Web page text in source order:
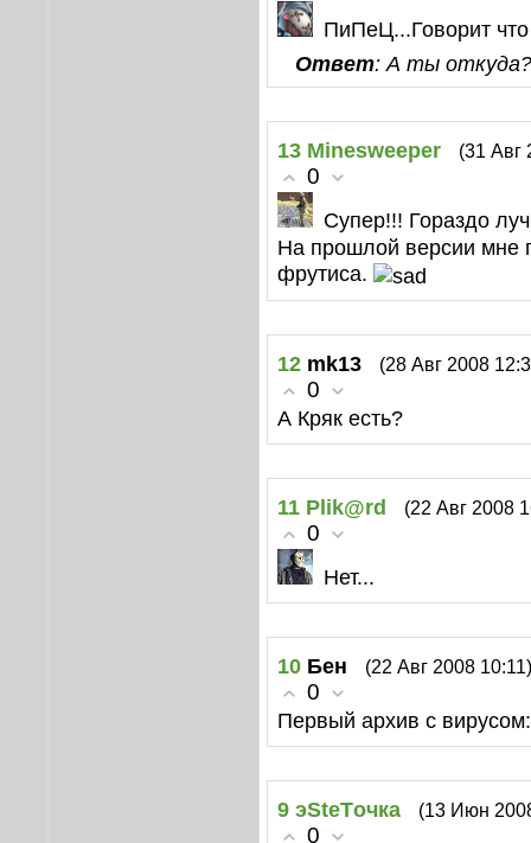
ПиПеЦ...Говорит
Ответ: А ты откуда?
13 Minesweeper (31 Авг
0
Супер!!! Гораздо
На прошлой версии мне
фрутиса.
12 mk13 (28 Авг 2008
0
А Кряк есть?
11 Plik@rd (22 Авг 2008
0
Нет...
10 Бен (22 Авг 2008 10:11)
0
Первый архив с
9 эSteTочка (13 Июн
0